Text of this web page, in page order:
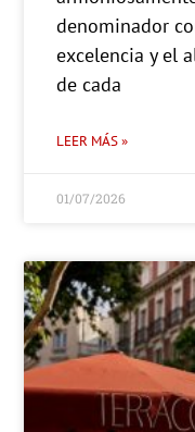
denominador
excelencia y el
de cada
LEER MÁS »
01/07/2026